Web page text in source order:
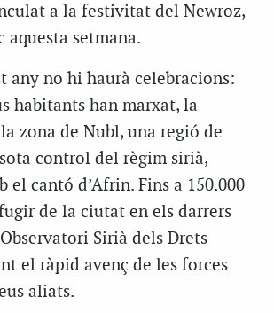
a la festivitat del Newroz,
setmana.
any no hi haurà celebracions:
habitants han marxat, la
zona de Nubl, una regió de
control del règim sirià,
el cantó d’Afrin. Fins a 150.000
de la ciutat en els darrers
Sirià dels Drets
el ràpid avenç de les forces
aliats.